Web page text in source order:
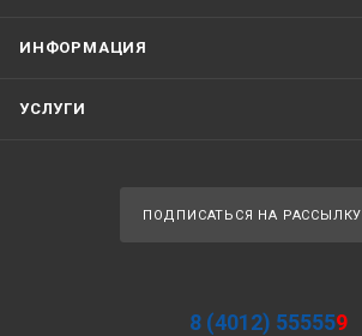
ИНФОРМАЦИЯ
УСЛУГИ
ПОДПИСАТЬСЯ НА РАССЫЛКУ
8 (4012) 555559